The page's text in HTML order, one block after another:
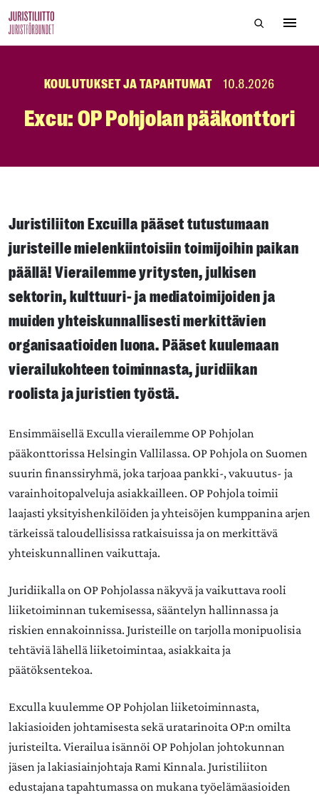
to
Hae
KOULUTUKSET JA TAPAHTUMAT 10.8.2026
Excu: OP Pohjolan pääkonttori
Juristiliiton Excuilla pääset tutustumaan
juristeille mielenkiintoisiin toimijoihin paikan
päällä! Vierailemme yritysten, julkisen
sektorin, kulttuuri- ja mediatoimijoiden ja
muiden yhteiskunnallisesti merkittävien
organisaatioiden luona. Pääset kuulemaan
vierailukohteen toiminnasta, juridiikan
roolista ja juristien työstä.
Ensimmäisellä Exculla vierailemme OP Pohjolan
pääkonttorissaHelsingin Vallilassa. OP Pohjola on Suomen
suurin finanssiryhmä, joka tarjoaa pankki-, vakuutus- ja
varainhoitopalveluja asiakkailleen. OP Pohjola toimii
laajasti yksityishenkilöiden ja yhteisöjen kumppanina arjen
tärkeissä taloudellisissa ratkaisuissa ja on merkittävä
yhteiskunnallinen vaikuttaja.
Juridiikalla on OP Pohjolassa näkyvä ja vaikuttava rooli
liiketoiminnan tukemisessa, sääntelyn hallinnassa ja
riskien ennakoinnissa. Juristeille on tarjolla monipuolisia
tehtäviä lähellä liiketoimintaa, asiakkaita ja
päätöksentekoa.
Exculla kuulemme OP Pohjolan liiketoiminnasta,
lakiasioiden johtamisesta sekä uratarinoita OP:n omilta
juristeilta. Vierailua isännöi OP Pohjolan johtokunnan
jäsen ja lakiasiainjohtaja Rami Kinnala. Juristiliiton
edustajana tapahtumassa on mukana työelämäasioiden